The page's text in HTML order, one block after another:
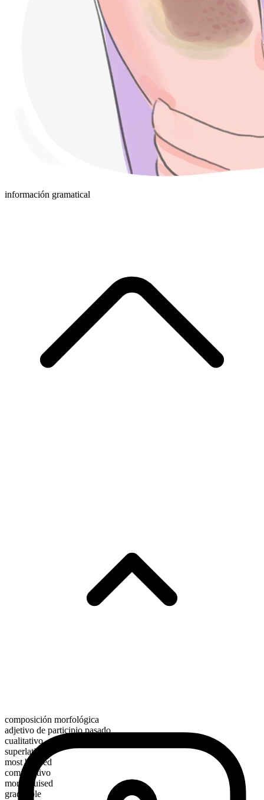
información gramatical
composición morfológica
adjetivo de participio pasado
cualitativo
superlativo
most bruised
comparativo
more bruised
graduable